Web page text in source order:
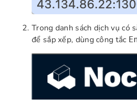
Trong danh sách dịch vụ có
để sắp xếp, dùng công tắc